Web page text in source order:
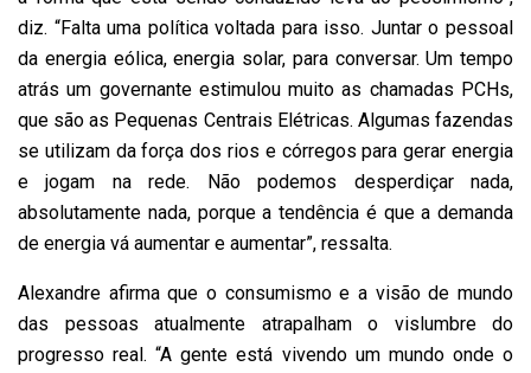
diz. “Falta uma política voltada para isso. Juntar o pessoal
da energia eólica, energia solar, para conversar. Um tempo
atrás um governante estimulou muito as chamadas PCHs,
que são as Pequenas Centrais Elétricas. Algumas fazendas
se utilizam da força dos rios e córregos para gerar energia
e jogam na rede. Não podemos desperdiçar nada,
absolutamente nada, porque a tendência é que a demanda
de energia vá aumentar e aumentar”, ressalta.
Alexandre afirma que o consumismo e a visão de mundo
das pessoas atualmente atrapalham o vislumbre do
progresso real. “A gente está vivendo um mundo onde o